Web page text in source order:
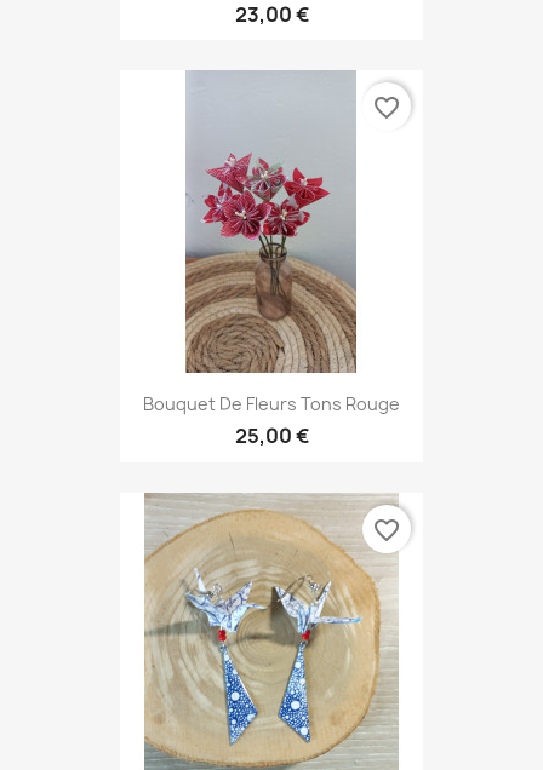
23,00 €
Bouquet De Fleurs Tons Rouge
25,00 €
favorite_border
favorite_border